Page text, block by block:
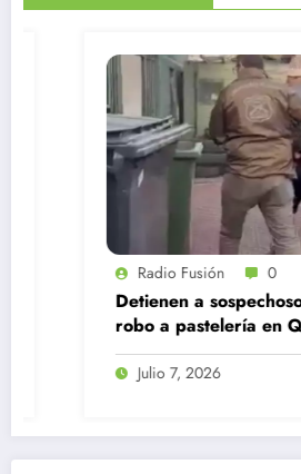
Radio Fusión 0
Detienen a sospechoso por
robo a pastelería en
Julio 7, 2026